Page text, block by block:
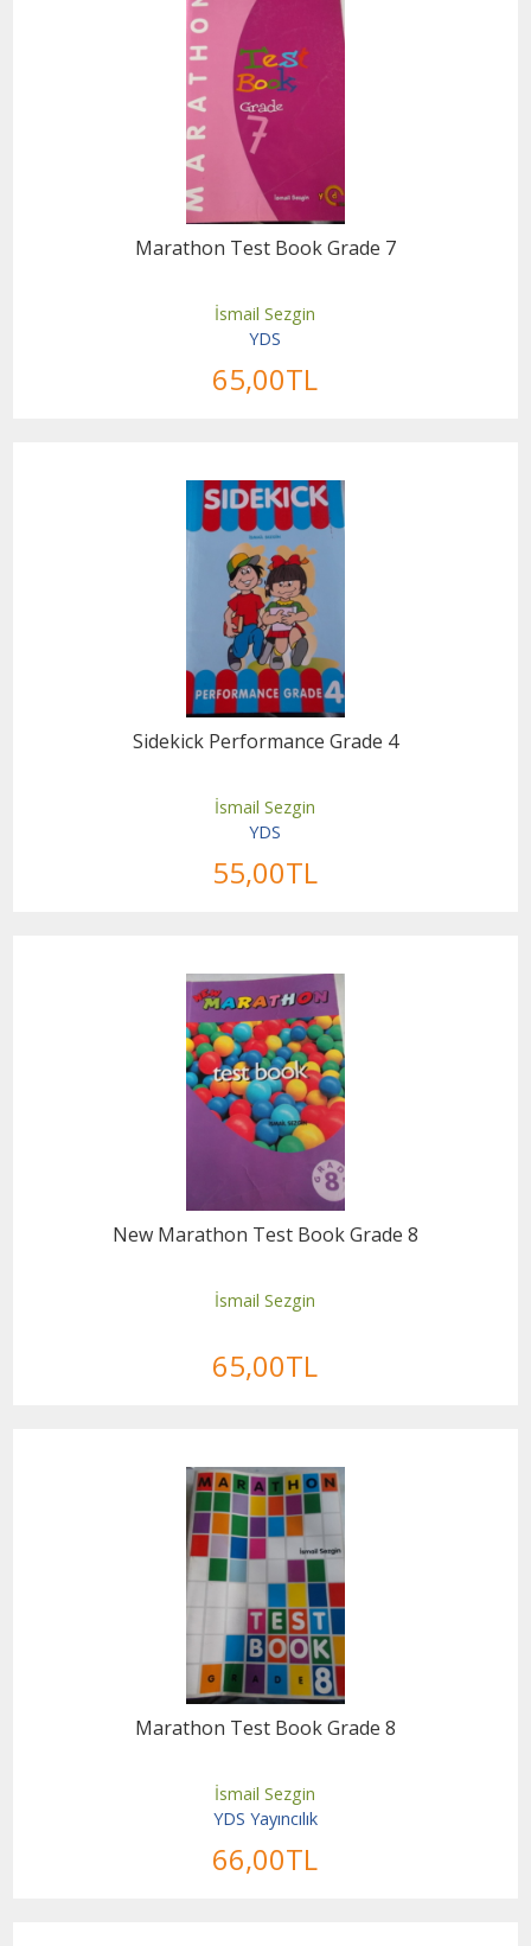
Marathon Test Book Grade 7
İsmail Sezgin
YDS
65,00TL
Sidekick Performance Grade 4
İsmail Sezgin
YDS
55,00TL
New Marathon Test Book Grade 8
İsmail Sezgin
65,00TL
Marathon Test Book Grade 8
İsmail Sezgin
YDS Yayıncılık
66,00TL